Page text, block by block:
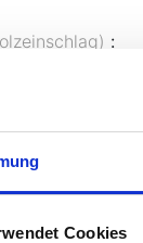
Cookies
:
Britsch